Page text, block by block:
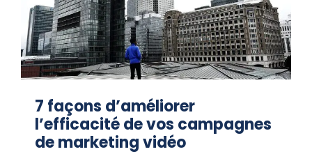
7 façons d’améliorer
l’efficacité de vos campagnes
de marketing vidéo